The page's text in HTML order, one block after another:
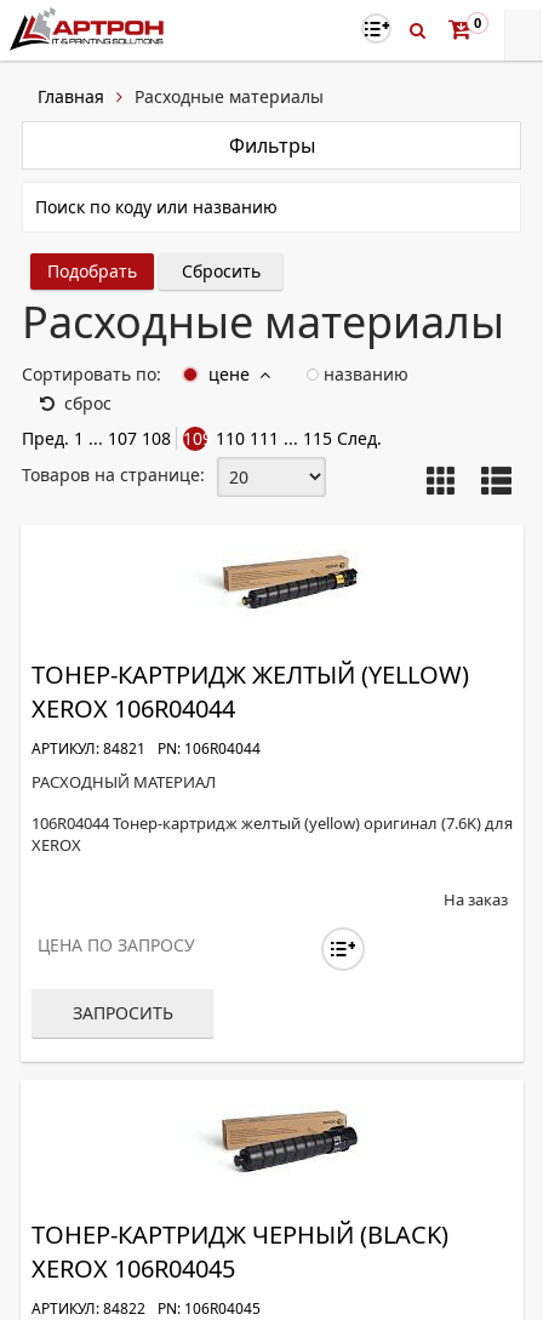
0
Главная Расходные материалы
Фильтры
Сбросить
Расходные материалы
Сортировать по: цене
названию
сброс
Пред. 1 ... 107 108 109 110 111 ... 115 След.
Товаров на странице:
ТОНЕР-КАРТРИДЖ ЖЕЛТЫЙ (YELLOW)
XEROX 106R04044
АРТИКУЛ: 84821 PN: 106R04044
РАСХОДНЫЙ МАТЕРИАЛ
106R04044 Тонер-картридж желтый (yellow) оригинал (7.6K) для
XEROX
На заказ
ЦЕНА ПО ЗАПРОСУ
ЗАПРОСИТЬ
ТОНЕР-КАРТРИДЖ ЧЕРНЫЙ (BLACK)
XEROX 106R04045
АРТИКУЛ: 84822 PN: 106R04045